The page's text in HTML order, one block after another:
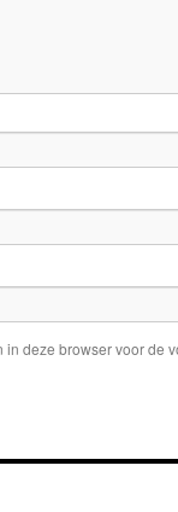
deze browser voor de